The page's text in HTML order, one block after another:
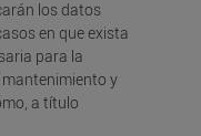
los datos
en que exista
para la
mantenimiento y
a título